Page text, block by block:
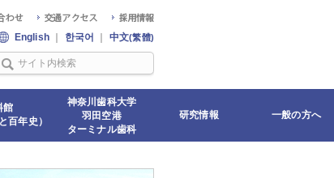
English｜ 한국어 中文(繁體)
館
百年史）
神奈川歯科大学
羽田空港
ターミナル歯科
ミナル歯科
ミナル歯科
研究情報 一般の方へ